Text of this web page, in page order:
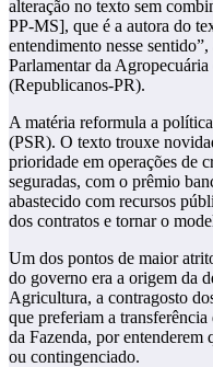
alteração no texto sem
PP-MS], que é a autora do
entendimento nesse
Parlamentar da
(Republicanos-PR).
A matéria reformula a
(PSR). O texto trouxe
prioridade em operações de
seguradas, com o prêmio
abastecido com recursos
dos contratos e tornar o
Um dos pontos de maior
do governo era a origem da
Agricultura, a contragosto
que preferiam a
da Fazenda, por
ou contingenciado.